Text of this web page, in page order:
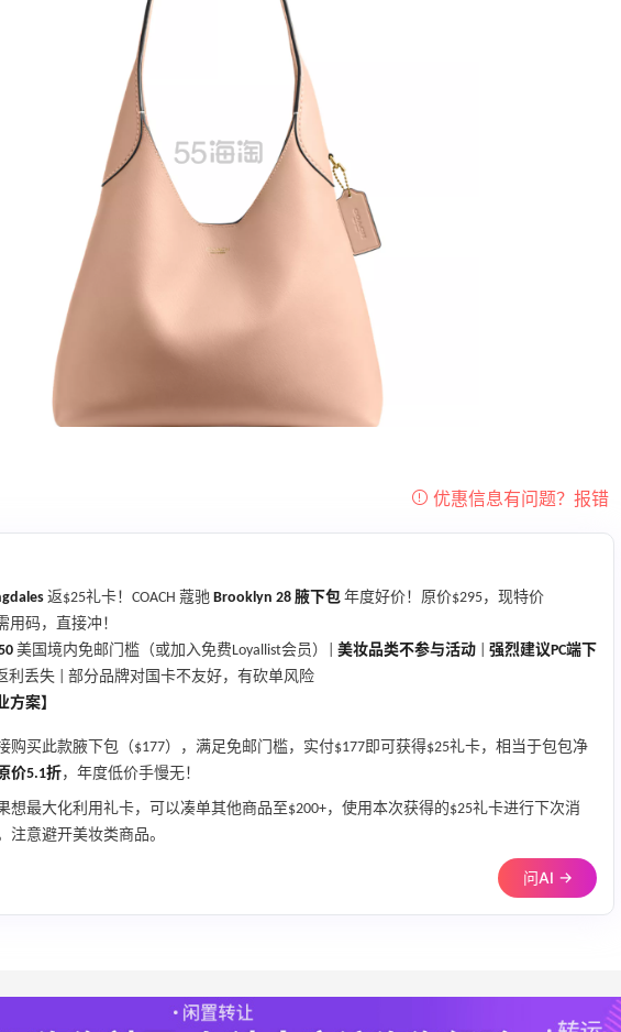
返$25礼卡！COACH 蔻驰 Brooklyn 28 腋下包 年度好价！原价$295，现特价
用码，直接冲！
美国境内免邮门槛（或加入免费Loyallist会员）| 美妆品类不参与活动
强烈建议PC端下
利丢失 | 部分品牌对国卡不友好，有砍单风险
方案】
购买此款腋下包（$177），满足免邮门槛，实付$177即可获得$25礼卡，相当于包包净
价5.1折，年度低价手慢无！
想最大化利用礼卡，可以凑单其他商品至$200+，使用本次获得的$25礼卡进行下次消
注意避开美妆类商品。
问AI →
Brown 美网：美妆礼
+精华唇蜜等好礼
护等
10日闪促 低至5折+免
黛等 每日更新
Columbia Sportswear：夏季大促！哥伦
比亚运动热卖
低至6折
Columbia Sportswear
满$200享8.5折优惠+部分送好礼
Bloomingdales
TOTEME、ZIMMERMAN 等
Mytheresa
低门槛入手7件套